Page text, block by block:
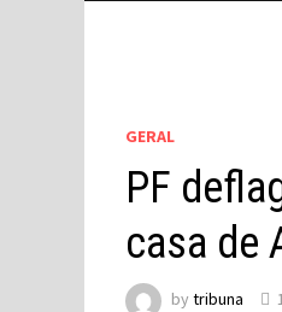
GERAL
PF
casa de
bytribuna